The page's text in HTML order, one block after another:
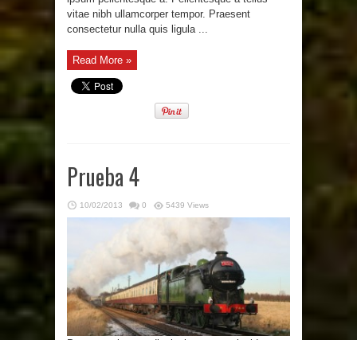
vitae nibh ullamcorper tempor. Praesent
consectetur nulla quis ligula ...
Read More »
Prueba 4
10/02/2013 0 5439 Views